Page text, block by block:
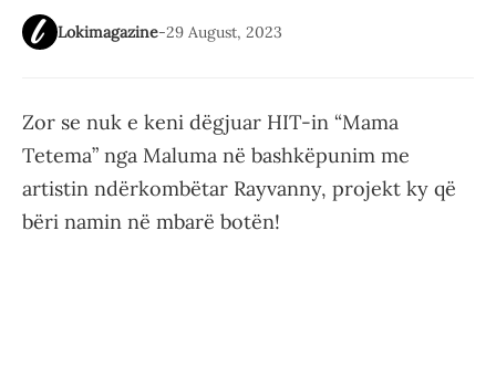
Lokimagazine-29 August, 2023
Zor se nuk e keni dëgjuar HIT-in “Mama
Tetema” nga Maluma në bashkëpunim me
artistin ndërkombëtar Rayvanny, projekt ky që
bëri namin në mbarë botën!